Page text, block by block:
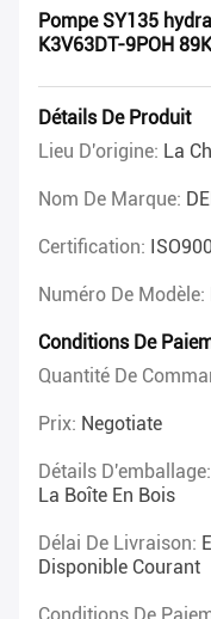
Pompe SY135
K3V63DT-9POH
Détails De Produit
Lieu D'origine: La
Nom De Marque:
Certification:
Numéro De Modèle:
Conditions De
Quantité De
Prix: Negotiate
Détails D'emballage:
La Boîte En Bois
Délai De Livraison:
Disponible Courant